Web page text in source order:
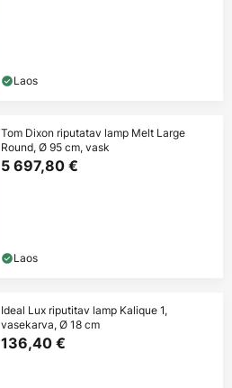
Laos
Tom Dixon riputatav lamp Melt Large
Round, Ø 95 cm, vask
5 697,80 €
Laos
Ideal Lux riputitav lamp Kalique 1,
vasekarva, Ø 18 cm
136,40 €